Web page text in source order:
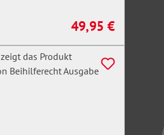
Regulärer Preis:
49,95 €